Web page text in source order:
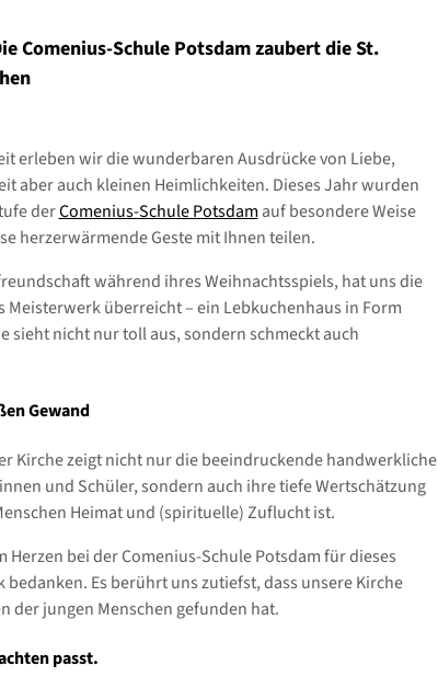
Comenius-Schule Potsdam zaubert die St.
erleben wir die wunderbaren Ausdrücke von Liebe,
aber auch kleinen Heimlichkeiten. Dieses Jahr wurden
derComenius-Schule Potsdam auf besondere Weise
herzerwärmende Geste mit Ihnen teilen.
während ihres Weihnachtsspiels, hat uns die
Meisterwerk überreicht – ein Lebkuchenhaus in Form
sieht nicht nur toll aus, sondern schmeckt auch
Gewand
Kirche zeigt nicht nur die beeindruckende handwerkliche
und Schüler, sondern auch ihre tiefe Wertschätzung
Heimat und (spirituelle) Zuflucht ist.
Herzen bei der Comenius-Schule Potsdam für dieses
Es berührt uns zutiefst, dass unsere Kirche
der jungen Menschen gefunden hat.
passt.